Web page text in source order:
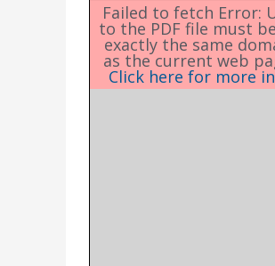
Failed to fetch Error:
to the PDF file must
exactly the same
as the current web
Click here for more